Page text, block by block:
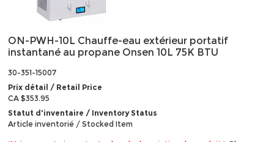
ON-PWH-10L Chauffe-eau extérieur portatif
instantané au propane Onsen 10L 75K BTU
30-351-15007
Prix détail / Retail Price
CA $353.95
Statut d'inventaire / Inventory Status
Article inventorié / Stocked Item